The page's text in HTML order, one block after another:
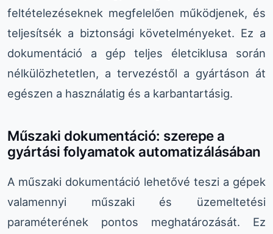
feltételezéseknek megfelelően működjenek, és
teljesítsék a biztonsági követelményeket. Ez a
dokumentáció a gép teljes életciklusa során
nélkülözhetetlen, a tervezéstől a gyártáson át
egészen a használatig és a karbantartásig.
Műszaki dokumentáció: szerepe a
gyártási folyamatok automatizálásában
A műszaki dokumentáció lehetővé teszi a gépek
valamennyi műszaki és üzemeltetési
paraméterének pontos meghatározását. Ez